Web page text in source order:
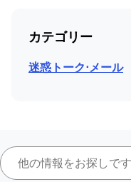
カテゴリー
迷惑トーク⋅メール